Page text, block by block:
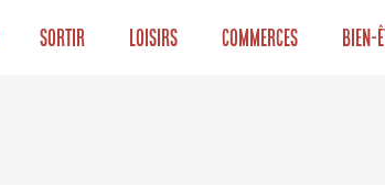
Sortir Loisirs Commerces Bien-